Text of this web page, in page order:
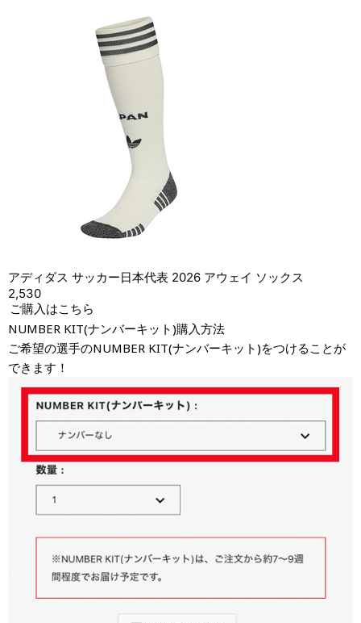
アディダス サッカー日本代表 2026 アウェイ ソックス
2,530
ご購入はこちら
NUMBER KIT(ナンバーキット)購入方法
ご希望の選手のNUMBER KIT(ナンバーキット)をつけることが
できます！